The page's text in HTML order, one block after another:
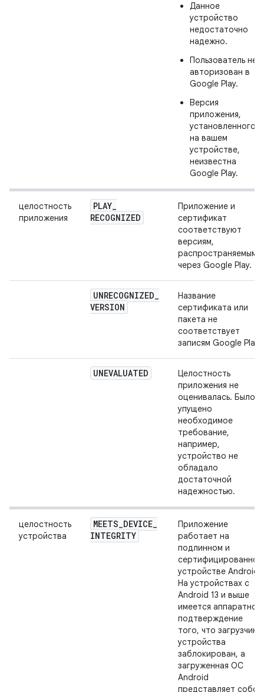
Данное
устройство
недостаточно
надежно.
Пользователь не
авторизован в
Google Play.
Версия
приложения,
установленного
на вашем
устройстве,
неизвестна
Google Play.
целостность
приложения
PLAY_
RECOGNIZED
Приложение и
сертификат
соответствуют
версиям,
распространяемым
через Google Play.
UNRECOGNIZED_
VERSION
Название
сертификата или
пакета не
соответствует
записям Google Play.
UNEVALUATED
Целостность
приложения не
оценивалась. Было
упущено
необходимое
требование,
например,
устройство не
обладало
достаточной
надежностью.
целостность
устройства
MEETS_DEVICE_
INTEGRITY
Приложение
работает на
подлинном и
сертифицированном
устройстве Android.
На устройствах с
Android 13 и выше
имеется аппаратное
подтверждение
того, что загрузчик
устройства
заблокирован, а
загруженная ОС
Android
представляет собой